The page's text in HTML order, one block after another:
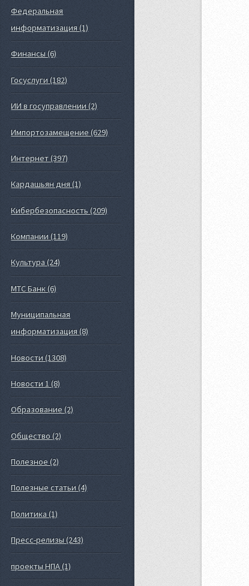
Федеральная
информатизация (1)
Финансы (6)
Госуслуги (182)
ИИ в госуправлении (2)
Импортозамещение (629)
Интернет (397)
Кардашьян дня (1)
Кибербезопасность (209)
Компании (119)
Культура (24)
МТС Банк (6)
Муниципальная
информатизация (8)
Новости (1308)
Новости 1 (8)
Образование (2)
Общество (2)
Полезное (2)
Полезные статьи (4)
Политика (1)
Пресс-релизы (243)
проекты НПА (1)